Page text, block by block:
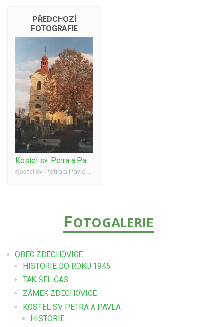
PŘEDCHOZÍ
FOTOGRAFIE
Kostel sv. Petra a Pavla
Kostel sv. Petra a Pavla 11/2001
FOTOGALERIE
OBEC ZDECHOVICE
HISTORIE DO ROKU 1945
TAK ŠEL ČAS...
ZÁMEK ZDECHOVICE
KOSTEL SV. PETRA A PAVLA
HISTORIE